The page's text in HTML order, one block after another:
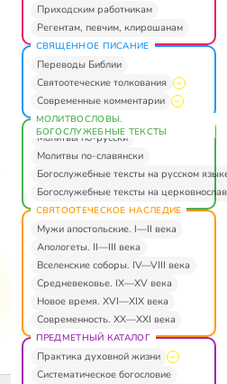
Приходским работникам
Регентам, певчим, клирошанам
СВЯЩЕННОЕ ПИСАНИЕ
Переводы Библии
Святоотеческие толкования
Современные комментарии
МОЛИТВОСЛОВЫ.
БОГОСЛУЖЕБНЫЕ ТЕКСТЫ
Молитвы по-русски
Молитвы по-славянски
Богослужебные тексты на русском
Богослужебные тексты на
СВЯТООТЕЧЕСКОЕ НАСЛЕДИЕ
Мужи апостольские. I—II века
Апологеты. II—III века
Вселенские соборы. IV—VIII века
Средневековье. IX—XV века
Новое время. XVI—XIX века
Современность. XX—XXI века
ПРЕДМЕТНЫЙ КАТАЛОГ
Практика духовной жизни
Систематическое богословие